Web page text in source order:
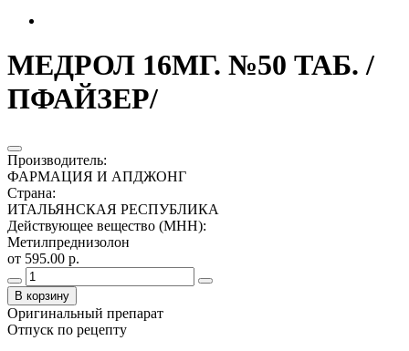
МЕДРОЛ 16МГ. №50 ТАБ. /
ПФАЙЗЕР/
Производитель:
ФАРМАЦИЯ И АПДЖОНГ
Страна:
ИТАЛЬЯНСКАЯ РЕСПУБЛИКА
Действующее вещество (МНН):
Метилпреднизолон
от 595.00 р.
В корзину
Оригинальный препарат
Отпуск по рецепту